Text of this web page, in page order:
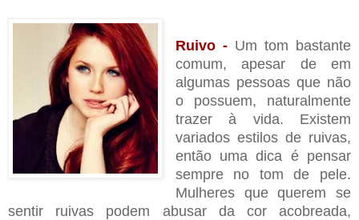
Ruivo -Um tom bastante
comum, apesar de em
algumas pessoas que não
o possuem, naturalmente
trazer à vida. Existem
variados estilos de ruivas,
então uma dica é pensar
sempre no tom de pele.
Mulheres que querem se
sentir ruivas podem abusar da cor acobreada,